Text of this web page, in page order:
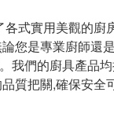
各式實用美觀的廚
您是專業廚師還
我們的廚具產品
質把關,確保安全